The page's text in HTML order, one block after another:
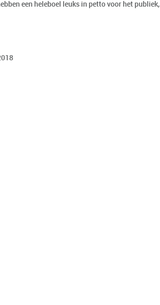
een heleboel leuks in petto voor het publiek,